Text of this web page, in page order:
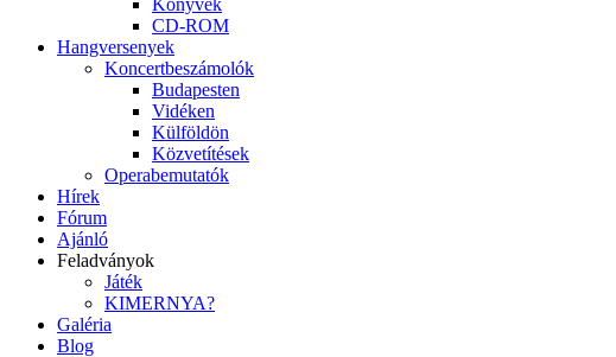
CD-ROM
Hangversenyek
Koncertbeszámolók
Budapesten
Vidéken
Külföldön
Közvetítések
Operabemutatók
Hírek
Fórum
Ajánló
Feladványok
Játék
KIMERNYA?
Galéria
Blog